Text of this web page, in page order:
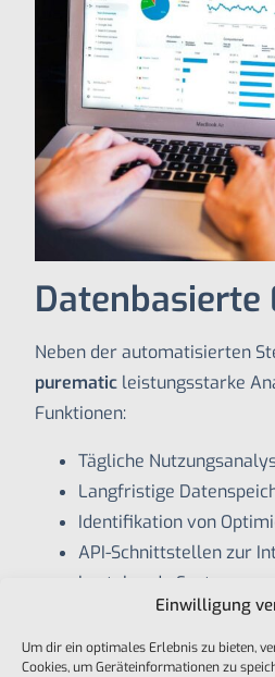
Einwilligung
Um dir ein optimales Erlebnis zu bieten,
Cookies, um Geräteinformationen zu
Datenbasierte
Neben der automatisierten
purematic leistungsstarke
Funktionen:
Tägliche
Langfristige
Identifikation von
API-Schnittstellen zur
bestehende Systeme
Energieverbrauch und